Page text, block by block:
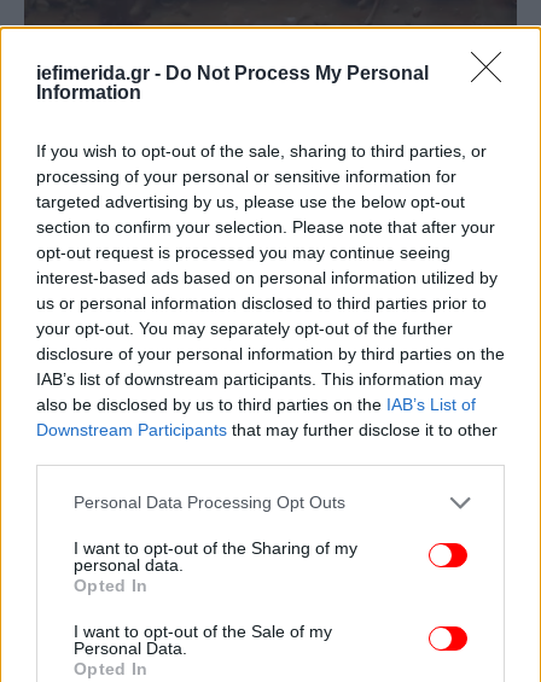
iefimerida.gr - Do Not Process My Personal
Information
If you wish to opt-out of the sale, sharing to third parties, or
processing of your personal or sensitive information for
targeted advertising by us, please use the below opt-out
section to confirm your selection. Please note that after your
opt-out request is processed you may continue seeing
interest-based ads based on personal information utilized by
us or personal information disclosed to third parties prior to
your opt-out. You may separately opt-out of the further
disclosure of your personal information by third parties on the
IAB’s list of downstream participants. This information may
also be disclosed by us to third parties on the IAB’s List of
Downstream Participants that may further disclose it to other
Please note that this website/app uses one or more Google
not limited to your visit or usage behaviour. You may click to
grant or deny consent to Google and its third-party tags to
use your data for below specified purposes in below Google
consent section.
Personal Data Processing Opt Outs
I want to opt-out of the Sharing of my
personal data.
Opted In
I want to opt-out of the Sale of my
Personal Data.
Opted In
Νωρίτερα η ΕΜΥεξέδωσε έκτακτο δελτίο
επιδείνωσης καιρούστο οποίο αναφέρει ότι βροχές
και καταιγίδες θα χτυπήσουν τη χώρα σήμερα και
αύριο, ενώ για την κακοκαιρία χάρτες έβγαλε και το
Meteo δείχοντας τις περιοχές που θα χτυπηθούν